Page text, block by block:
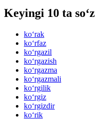
Keyingi 10 ta so‘z
ko‘rak
ko‘rfaz
ko‘rgazil
ko‘rgazish
ko‘rgazma
ko‘rgazmali
ko‘rgilik
ko‘rgiz
ko‘rgizdir
ko‘rik